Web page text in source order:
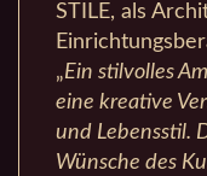
STILE, als
„Ein stilvolles
eine kreative
und Lebensstil.
Wünsche des